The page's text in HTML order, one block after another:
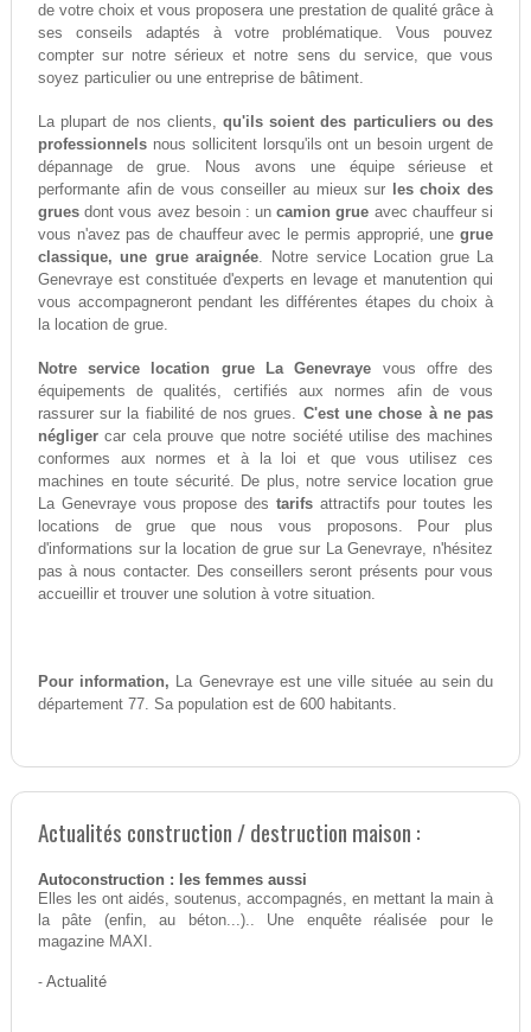
de votre choix et vous proposera une prestation de qualité grâce à
ses conseils adaptés à votre problématique. Vous pouvez
compter sur notre sérieux et notre sens du service, que vous
soyez particulier ou une entreprise de bâtiment.
La plupart de nos clients, qu'ils soient des particuliers ou des
professionnelsnous sollicitent lorsqu'ils ont un besoin urgent de
dépannage de grue. Nous avons une équipe sérieuse et
performante afin de vous conseiller au mieux sur
les choix des
gruesdont vous avez besoin : uncamion grue avec chauffeur si
vous n'avez pas de chauffeur avec le permis approprié, unegrue
classique, une grue araignée. Notre service Location grue La
Genevraye est constituée d'experts en levage et manutention qui
vous accompagneront pendant les différentes étapes du choix à
la location de grue.
Notre service location grue La Genevraye vous offre des
équipements de qualités, certifiés aux normes afin de vous
rassurer sur la fiabilité de nos grues. C'est une chose à ne pas
négligercar cela prouve que notre société utilise des machines
conformes aux normes et à la loi et que vous utilisez ces
machines en toute sécurité. De plus, notre service location grue
La Genevraye vous propose des tarifsattractifs pour toutes les
locations de grue que nous vous proposons. Pour plus
d'informations sur la location de grue sur La Genevraye, n'hésitez
pas à nous contacter. Des conseillers seront présents pour vous
accueillir et trouver une solution à votre situation.
Pour information, La Genevraye est une ville située au sein du
département 77. Sa population est de 600 habitants.
Actualités construction / destruction maison :
Autoconstruction : les femmes aussi
Elles les ont aidés, soutenus, accompagnés, en mettant la main à
la pâte (enfin, au béton...).. Une enquête réalisée pour le
magazine MAXI.
- Actualité